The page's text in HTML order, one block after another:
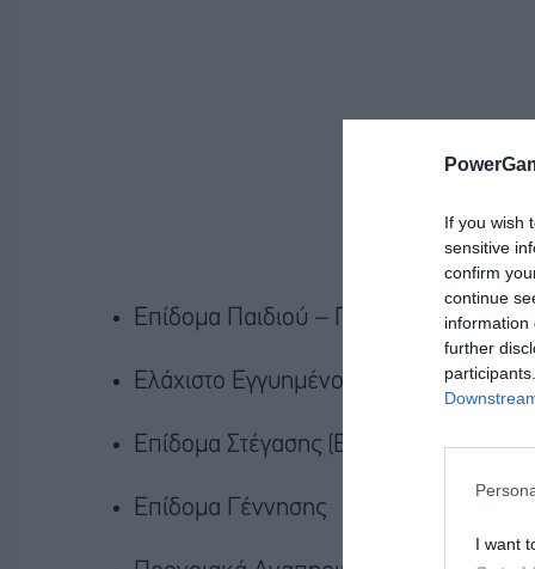
If you wish
sensitive
confirm
continue
information
further
I want
Επίδομα Παιδιού – Γ’ Δόση 2025
Ελάχιστο Εγγυημένο Εισόδημα
Επίδομα Στέγασης (Ενοικίου)
Επίδομα Γέννησης